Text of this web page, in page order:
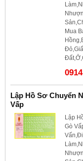
Mua
Lập Hồ Sơ Chuyển
Vấp
Lập
Gò